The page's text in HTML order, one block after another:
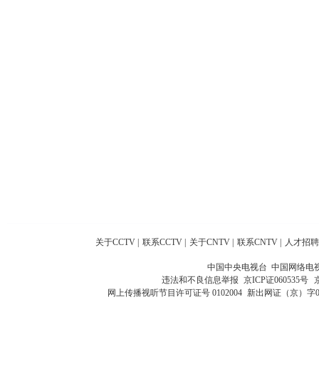
关于CCTV 联系CCTV 关于CNTV 联系CNTV 人才招聘
中国中央电视台 中国网络电
违法和不良信息举报 京ICP证060535号
网上传播视听节目许可证号 0102004 新出网证（京）